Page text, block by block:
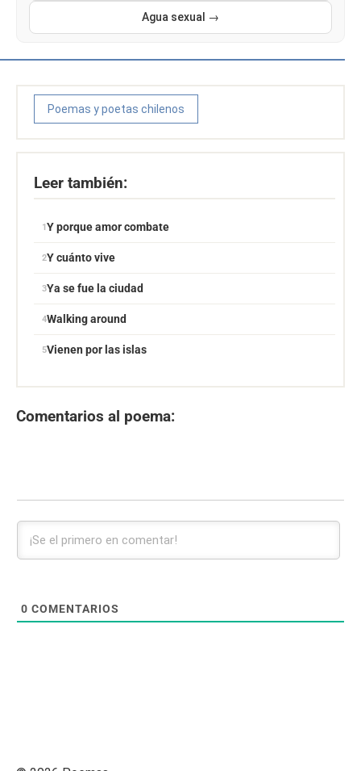
Agua sexual →
Poemas y poetas chilenos
Leer también:
Y porque amor combate
Y cuánto vive
Ya se fue la ciudad
Walking around
Vienen por las islas
Comentarios al poema:
0 COMENTARIOS